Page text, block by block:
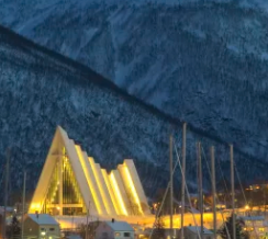
Gruppen mit max. 18
persönlich, intensiv und
Eine Stadt als
Erkundungen und Ausflüge
Alle Autoreisen & mehr